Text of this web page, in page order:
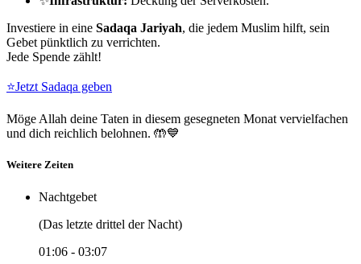
Investiere in eine Sadaqa Jariyah, die jedem Muslim hilft, sein
Gebet pünktlich zu verrichten.
Jede Spende zählt!
⭐Jetzt Sadaqa geben
Möge Allah deine Taten in diesem gesegneten Monat vervielfachen
und dich reichlich belohnen. 🤲💙
Weitere Zeiten
Nachtgebet
(Das letzte drittel der Nacht)
01:06 - 03:07